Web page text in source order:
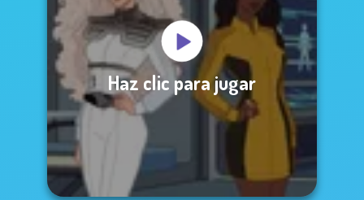
Haz clic para jugar